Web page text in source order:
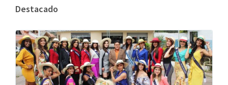
Destacado